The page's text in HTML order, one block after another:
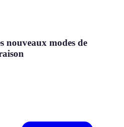
nouveaux modes de